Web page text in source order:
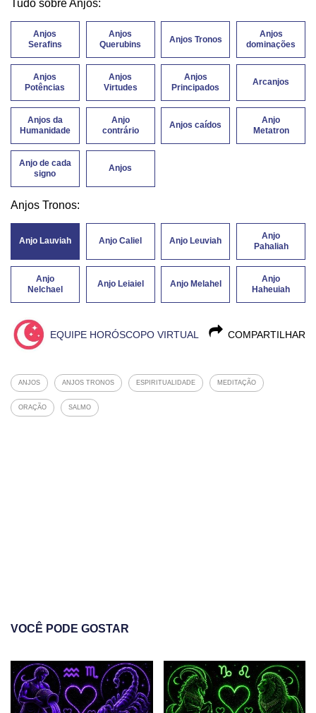
Tudo sobre Anjos:
Anjos
Serafins
Anjos
Querubins
Anjos Tronos
Anjos
dominações
Anjos
Potências
Anjos
Virtudes
Anjos
Principados
Arcanjos
Anjos da
Humanidade
Anjo
contrário
Anjos caídos
Anjo
Metatron
Anjo de cada
signo
Anjos
Anjos Tronos:
Anjo Lauviah Anjo Caliel Anjo Leuviah
Anjo
Pahaliah
Anjo
Nelchael
Anjo Leiaiel Anjo Melahel
Anjo
Haheuiah
COMPARTILHAR
EQUIPE HORÓSCOPO VIRTUAL
ANJOS ANJOS TRONOS ESPIRITUALIDADE MEDITAÇÃO
ORAÇÃO SALMO
VOCÊ PODE GOSTAR